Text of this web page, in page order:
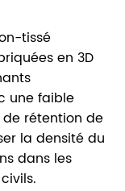
tissé
en 3D
une faible
rétention de
la densité du
dans les